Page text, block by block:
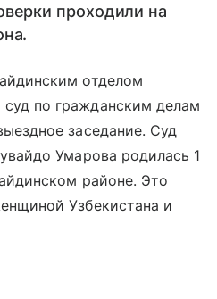
проходили на
отделом
по гражданским делам
заседание. Суд
Умарова родилась 1
районе. Это
Узбекистана и